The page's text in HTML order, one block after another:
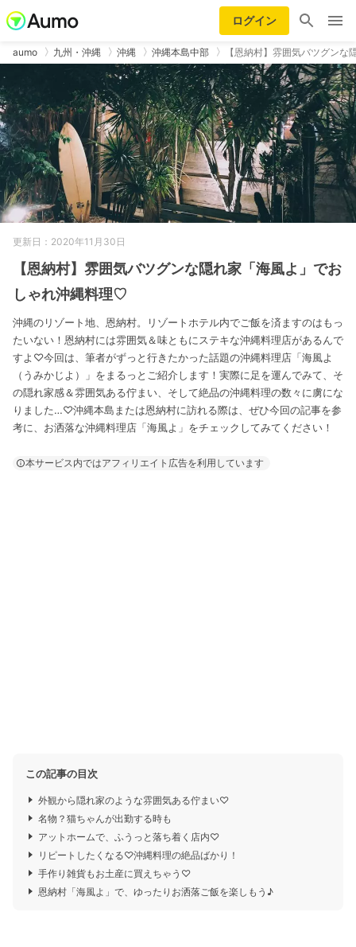
ログイン
aumo 九州・沖縄 沖縄 沖縄本島中部 【恩納村】雰囲気バツグン
更新日：2020年11月30日
【恩納村】雰囲気バツグンな隠れ家「海風よ」でお
しゃれ沖縄料理♡
沖縄のリゾート地、恩納村。リゾートホテル内でご飯を済ますのはもっ
たいない！恩納村には雰囲気＆味ともにステキな沖縄料理店があるんで
すよ♡今回は、筆者がずっと行きたかった話題の沖縄料理店「海風よ
（うみかじよ）」をまるっとご紹介します！実際に足を運んでみて、そ
の隠れ家感＆雰囲気ある佇まい、そして絶品の沖縄料理の数々に虜にな
りました…♡沖縄本島または恩納村に訪れる際は、ぜひ今回の記事を参
考に、お洒落な沖縄料理店「海風よ」をチェックしてみてください！
本サービス内ではアフィリエイト広告を利用しています
この記事の目次
外観から隠れ家のような雰囲気ある佇まい♡
名物？猫ちゃんが出勤する時も
アットホームで、ふうっと落ち着く店内♡
リピートしたくなる♡沖縄料理の絶品ばかり！
手作り雑貨もお土産に買えちゃう♡
恩納村「海風よ」で、ゆったりお洒落ご飯を楽しもう♪